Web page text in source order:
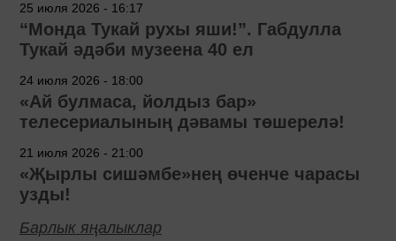
25 июля 2026 - 16:17
“Монда Тукай рухы яши!”. Габдулла
Тукай әдәби музеена 40 ел
24 июля 2026 - 18:00
«Ай булмаса, йолдыз бар»
телесериалының дәвамы төшерелә!
21 июля 2026 - 21:00
«Җырлы сишәмбе»нең өченче чарасы
узды!
Барлык яңалыклар